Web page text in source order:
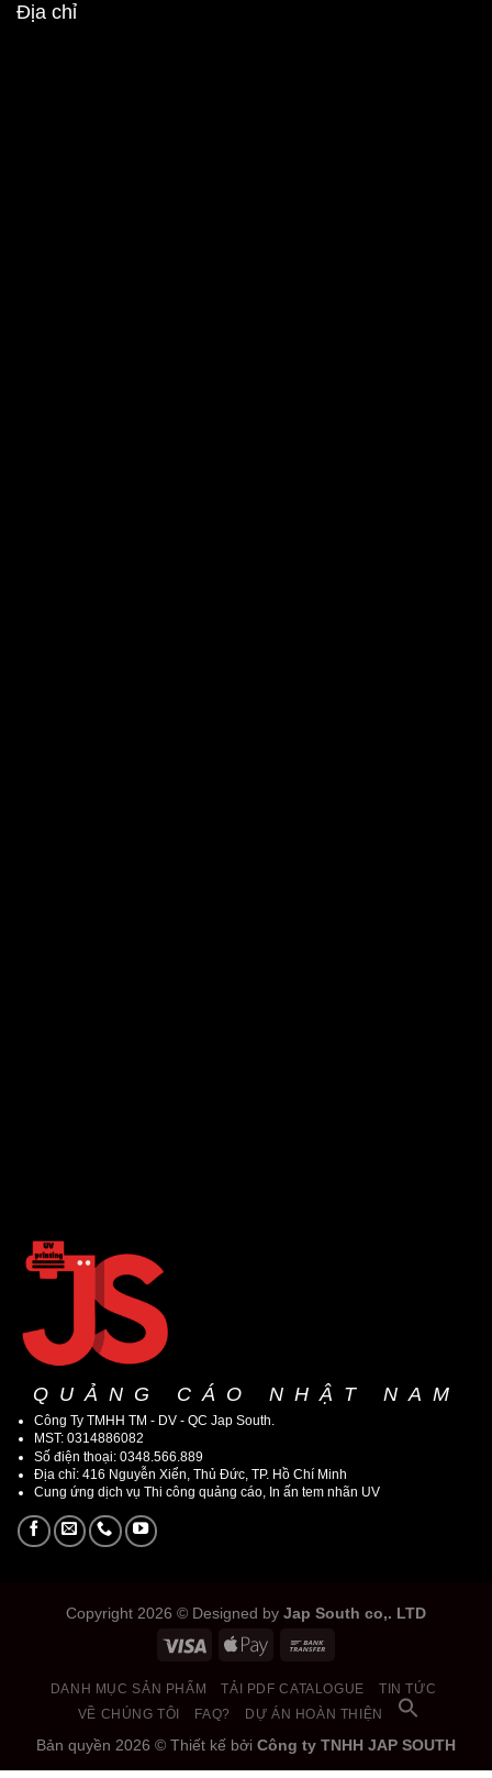
QUẢNG CÁO NHẬT NAM
Công Ty TMHH TM - DV - QC Jap South.
MST: 0314886082
Số điện thoại: 0348.566.889
Địa chỉ: 416 Nguyễn Xiển, Thủ Đức, TP. Hồ Chí Minh
Cung ứng dịch vụ Thi công quảng cáo, In ấn tem nhãn UV
Địa chỉ
Copyright 2026 © Designed by Jap South co,. LTD
DANH MỤC SẢN PHẨM TẢI PDF CATALOGUE
TIN TỨC
VỀ CHÚNG TÔI
FAQ? DỰ ÁN HOÀN THIỆN
Bản quyền 2026 © Thiết kế bởi Công ty TNHH JAP SOUTH